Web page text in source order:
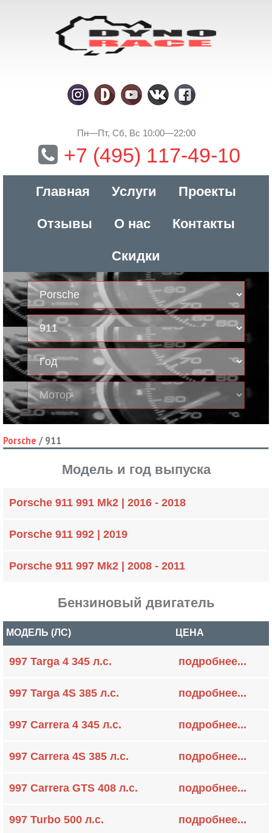
Пн—Пт, Сб, Вс 10:00—22:00
+7 (495) 117-49-10
Главная Услуги Проекты
Отзывы О нас Контакты
Скидки
Porsche /911
Модель и год выпуска
Porsche 911 991 Mk2 | 2016 - 2018
Porsche 911 992 | 2019
Porsche 911 997 Mk2 | 2008 - 2011
Бензиновый двигатель
МОДЕЛЬ (ЛС) ЦЕНА
997 Targa 4 345 л.с. подробнее...
997 Targa 4S 385 л.с. подробнее...
997 Carrera 4 345 л.с. подробнее...
997 Carrera 4S 385 л.с. подробнее...
997 Carrera GTS 408 л.с. подробнее...
997 Turbo 500 л.с. подробнее...